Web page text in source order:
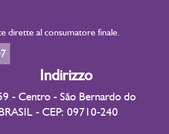
dirette al consumatore finale.
Indirizzo
- Centro - São Bernardo do
- CEP: 09710-240